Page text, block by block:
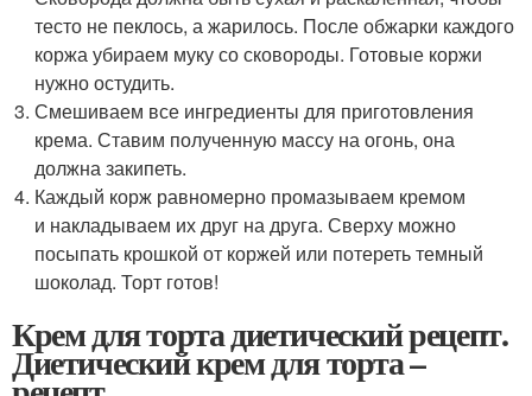
тесто не пеклось, а жарилось. После обжарки каждого
коржа убираем муку со сковороды. Готовые коржи
нужно остудить.
Смешиваем все ингредиенты для приготовления
крема. Ставим полученную массу на огонь, она
должна закипеть.
Каждый корж равномерно промазываем кремом
и накладываем их друг на друга. Сверху можно
посыпать крошкой от коржей или потереть темный
шоколад. Торт готов!
Крем для торта диетический рецепт.
Диетический крем для торта –